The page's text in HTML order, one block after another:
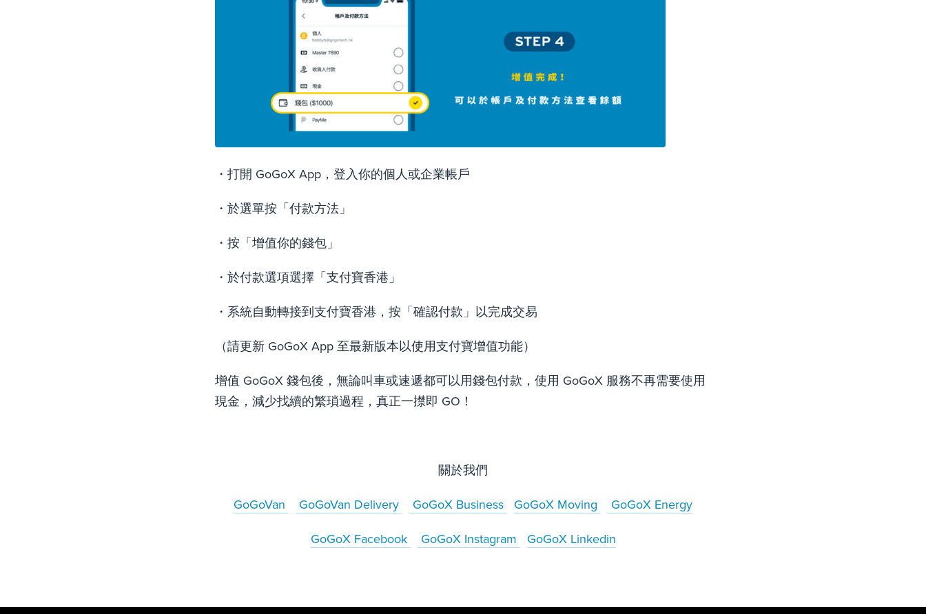
・打開 GoGoX App，登入你的個人或企業帳戶
・於選單按「付款方法」
・按「增值你的錢包」
・於付款選項選擇「支付寶香港」
・系統自動轉接到支付寶香港，按「確認付款」以完成交易
（請更新 GoGoX App 至最新版本以使用支付寶增值功能）
增值 GoGoX 錢包後，無論叫車或速遞都可以用錢包付款，使用 GoGoX 服務不再需要使用
現金，減少找續的繁瑣過程，真正一㩒即 GO！
關於我們
GoGoVan
GoGoVan Delivery GoGoX Business GoGoX Moving
GoGoX Energy
GoGoX Facebook
GoGoX Instagram GoGoX Linkedin